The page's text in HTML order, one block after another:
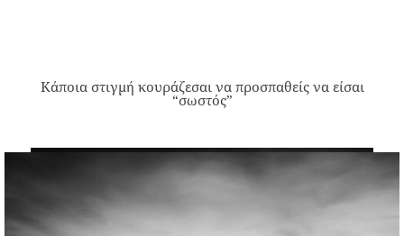
Κάποια στιγμή κουράζεσαι να προσπαθείς να είσαι
“σωστός”